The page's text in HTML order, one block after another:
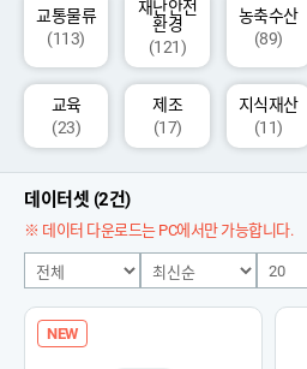
고객지원
교통물류
(113)
재난안전
환경
(121)
농축수산
(89)
교육
(23)
제조
(17)
지식재산
(11)
데이터셋 (2건)
※ 데이터 다운로드는 PC에서만 가능합니다.
NEW